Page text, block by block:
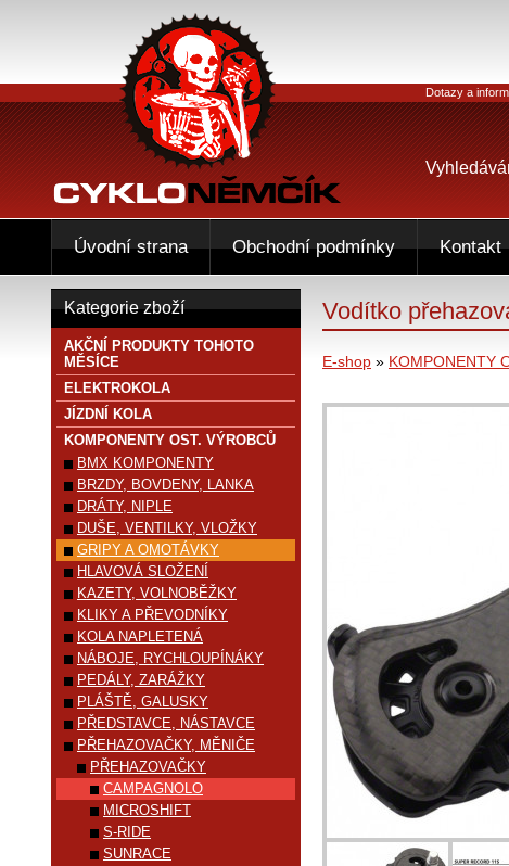
Vodítko
E-shop » KOMPONENTY
Kategorie zboží
AKČNÍ PRODUKTY TOHOTO
MĚSÍCE
ELEKTROKOLA
JÍZDNÍ KOLA
KOMPONENTY OST. VÝROBCŮ
BMX KOMPONENTY
BRZDY, BOVDENY, LANKA
DRÁTY, NIPLE
DUŠE, VENTILKY, VLOŽKY
GRIPY A OMOTÁVKY
HLAVOVÁ SLOŽENÍ
KAZETY, VOLNOBĚŽKY
KLIKY A PŘEVODNÍKY
KOLA NAPLETENÁ
NÁBOJE, RYCHLOUPÍNÁKY
PEDÁLY, ZARÁŽKY
PLÁŠTĚ, GALUSKY
PŘEDSTAVCE, NÁSTAVCE
PŘEHAZOVAČKY, MĚNIČE
PŘEHAZOVAČKY
CAMPAGNOLO
MICROSHIFT
S-RIDE
SUNRACE
Dotazy a
Úvodní strana Obchodní podmínky Kontakt